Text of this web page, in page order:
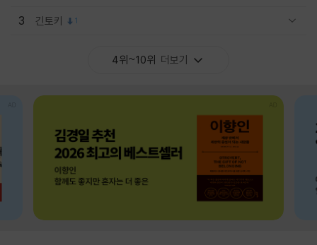
3 긴토키 1
4위~10위 더보기